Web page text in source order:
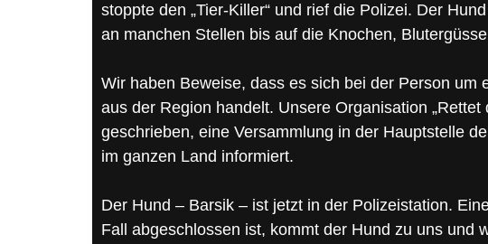
stoppte den „Tier-Killer“ und rief die Polizei. Der
an manchen Stellen bis auf die Knochen,
Wir haben Beweise, dass es sich bei der Person um
aus der Region handelt. Unsere Organisation „Rettet
geschrieben, eine Versammlung in der Hauptstelle
im ganzen Land informiert.
Der Hund – Barsik – ist jetzt in der Polizeistation.
Fall abgeschlossen ist, kommt der Hund zu uns und